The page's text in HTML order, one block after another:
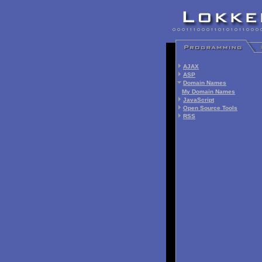
AJAX
ASP
Domain Names
My Domain Names
JavaScript
Open Source Tools
RSS